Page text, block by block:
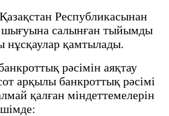
Республикасынан
шығуына салынған тыйымды
нұсқаулар қамтылады.
рәсімін аяқтау
арқылы банкроттық рәсімі
қалған міндеттемелерін